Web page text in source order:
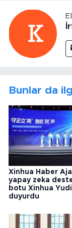
Bunlar da
Xinhua Haber
yapay zeka
botu Xinhua
duyurdu